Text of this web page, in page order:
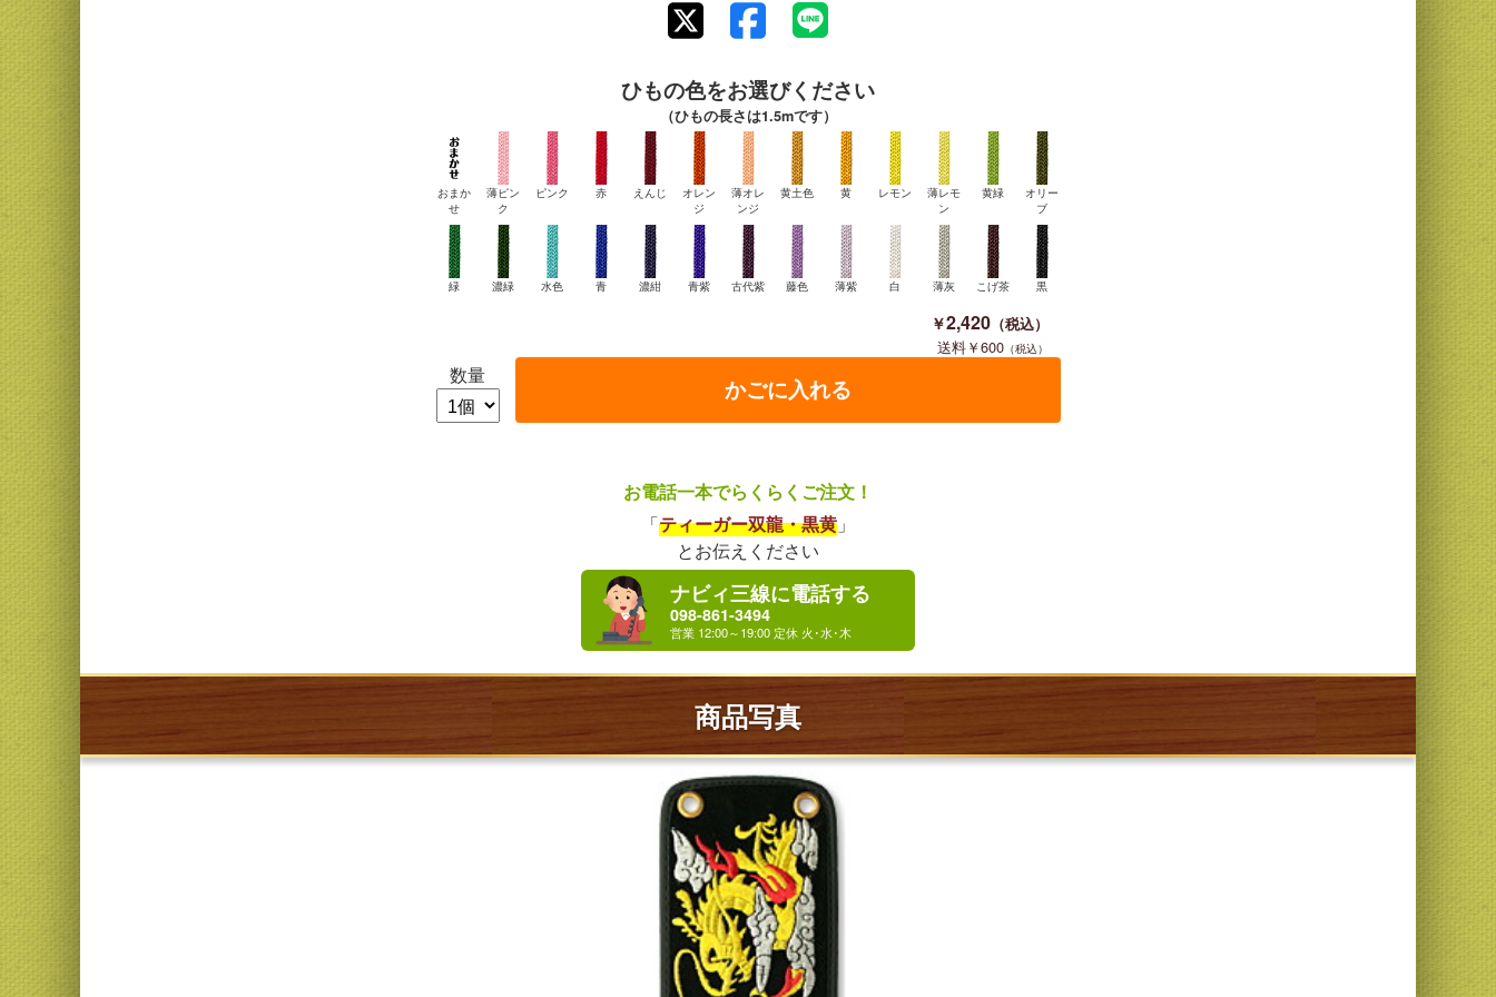
ひもの色をお選びください
（ひもの長さは1.5mです）
おまか
せ
薄ピン
ク
ピンク 赤 えんじ
オレン
ジ
薄オレ
ンジ
黄土色 黄 レモン
薄レモ
ン
黄緑
オリー
ブ
緑 濃緑 水色 青 濃紺 青紫 古代紫 藤色 薄紫 白 薄灰 こげ茶 黒
2,420
600
数量
お電話一本でらくらくご注文！
「ティーガー双龍・黒黄 」
とお伝えください
ナビィ三線に電話する
098-861-3494
商品写真